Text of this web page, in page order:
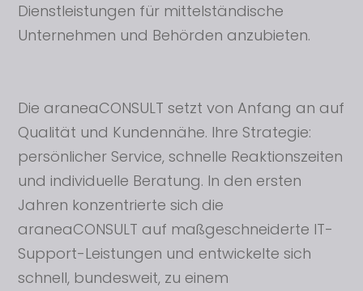
Dienstleistungen für mittelständische
Unternehmen und Behörden anzubieten.
Die araneaCONSULT setzt von Anfang an auf
Qualität und Kundennähe. Ihre Strategie:
persönlicher Service, schnelle Reaktionszeiten
und individuelle Beratung. In den ersten
Jahren konzentrierte sich die
araneaCONSULT auf maßgeschneiderte IT-
Support-Leistungen und entwickelte sich
schnell, bundesweit, zu einem